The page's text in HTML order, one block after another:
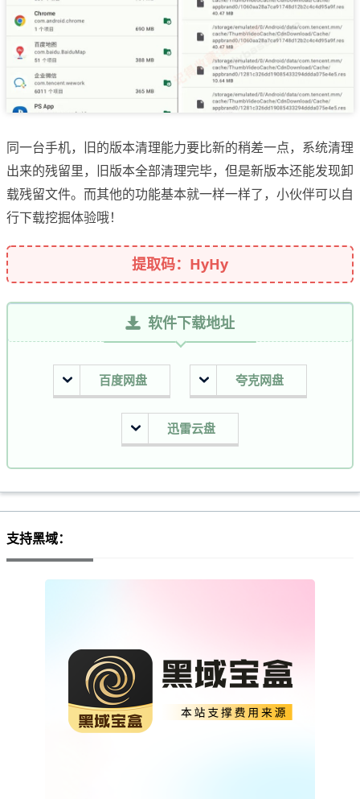
同一台手机，旧的版本清理能力要比新的稍差一点，系统清理
出来的残留里，旧版本全部清理完毕，但是新版本还能发现卸
载残留文件。而其他的功能基本就一样一样了，小伙伴可以自
行下载挖掘体验哦！
提取码：HyHy
软件下载地址
百度网盘 夸克网盘
迅雷云盘
支持黑域：